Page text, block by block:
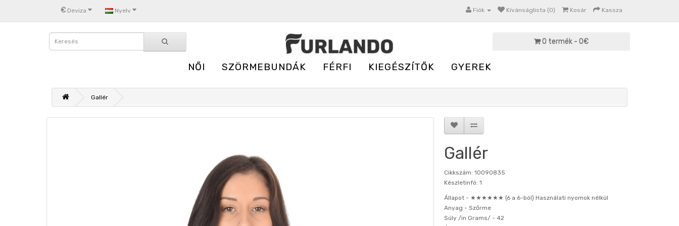
€ Deviza Nyelv Fiók Kívánságlista (0) Kosár Kassza
0 termék - 0€
NŐI SZÖRMEBUNDÁK FÉRFI KIEGÉSZÍTŐK GYEREK
Gallér
Gallér
Cikkszám: 10090835
Készletinfó: 1
Állapot - ★★★★★★ (6 a 6-ból) Használati nyomok nélkül
Anyag - Szőrme
Súly /in Grams/ - 42